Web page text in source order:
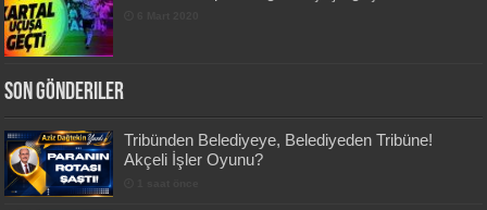
Son Gönderiler
Tribünden Belediyeye, Belediyeden Tribüne!
Akçeli İşler Oyunu?